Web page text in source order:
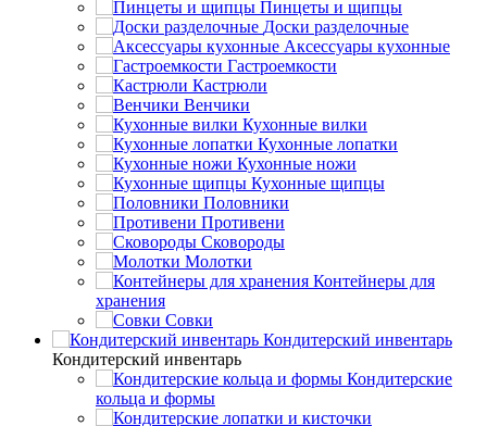
Пинцеты и щипцы
Доски разделочные
Аксессуары кухонные
Гастроемкости
Кастрюли
Венчики
Кухонные вилки
Кухонные лопатки
Кухонные ножи
Кухонные щипцы
Половники
Противени
Сковороды
Молотки
Контейнеры для
хранения
Совки
Кондитерский инвентарь
Кондитерский инвентарь
Кондитерские
кольца и формы